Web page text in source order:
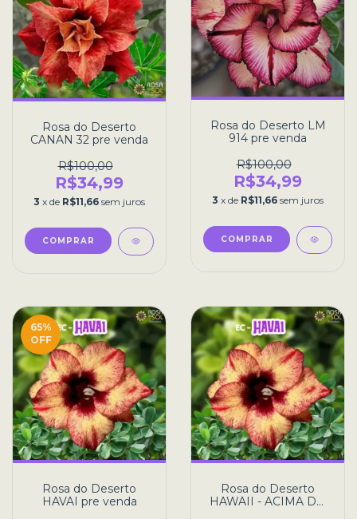
Rosa do Deserto
CANAN 32 pre venda
R$100,00
R$34,99
3 x de R$11,66 sem juros
Rosa do Deserto LM
914 pre venda
R$100,00
R$34,99
3 x de R$11,66 sem juros
65%
OFF
Rosa do Deserto
HAVAI pre venda
Rosa do Deserto
HAWAII - ACIMA DO